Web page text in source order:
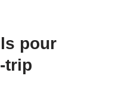
pour
trip